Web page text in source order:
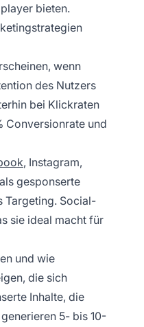
bieten.
wenn
des Nutzers
bei Klickraten
Conversionrate und
, Instagram,
gesponserte
Targeting. Social-
sie ideal macht für
und wie
die sich
Inhalte, die
5- bis 10-